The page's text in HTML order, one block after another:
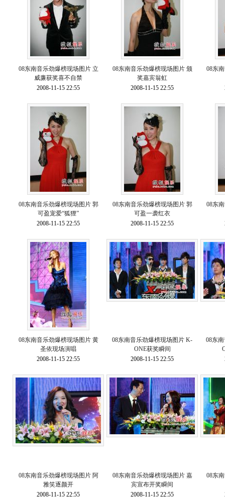
08东南音乐劲爆榜现场图片 立
威廉获奖喜不自禁
2008-11-15 22:55
08东南音乐劲爆榜现场图片 颁
奖嘉宾翁虹
2008-11-15 22:55
08东
08东南音乐劲爆榜现场图片 郭
可盈宠爱“狐狸”
2008-11-15 22:55
08东南音乐劲爆榜现场图片 郭
可盈一袭红衣
2008-11-15 22:55
08东
08东南音乐劲爆榜现场图片 黄
圣依现场演唱
2008-11-15 22:55
08东南音乐劲爆榜现场图片 K-
ONE获奖瞬间
2008-11-15 22:55
08东
08东南音乐劲爆榜现场图片 阿
雅笑逐颜开
2008-11-15 22:55
08东南音乐劲爆榜现场图片 嘉
宾宣布开奖瞬间
2008-11-15 22:55
08东